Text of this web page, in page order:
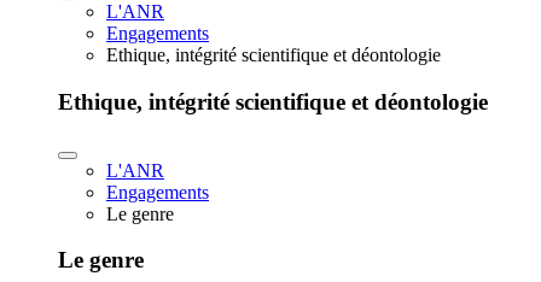
L'ANR
Engagements
Ethique, intégrité scientifique et déontologie
Ethique, intégrité scientifique et déontologie
L'ANR
Engagements
Le genre
Le genre